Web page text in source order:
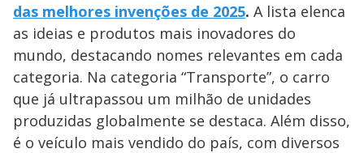
das melhores invenções de 2025. A lista elenca
as ideias e produtos mais inovadores do
mundo, destacando nomes relevantes em cada
categoria. Na categoria “Transporte”, o carro
que já ultrapassou um milhão de unidades
produzidas globalmente se destaca. Além disso,
é o veículo mais vendido do país, com diversos